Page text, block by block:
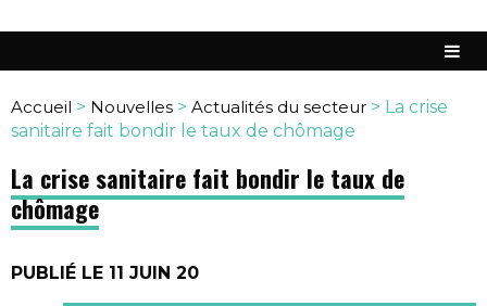
Accueil > Nouvelles > Actualités du secteur > La crise
sanitaire fait bondir le taux de chômage
La crise sanitaire fait bondir le taux de
chômage
PUBLIÉ LE 11 JUIN 20